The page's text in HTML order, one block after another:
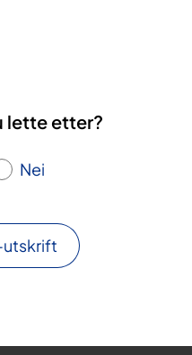
lette etter?
Nei
utskrift